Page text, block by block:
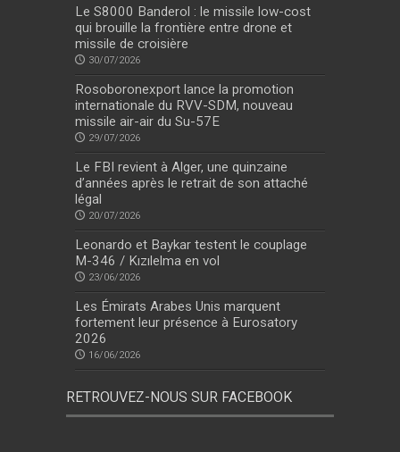
Le S8000 Banderol : le missile low-cost
qui brouille la frontière entre drone et
missile de croisière
30/07/2026
Rosoboronexport lance la promotion
internationale du RVV-SDM, nouveau
missile air-air du Su-57E
29/07/2026
Le FBI revient à Alger, une quinzaine
d’années après le retrait de son attaché
légal
20/07/2026
Leonardo et Baykar testent le couplage
M-346 / Kızılelma en vol
23/06/2026
Les Émirats Arabes Unis marquent
fortement leur présence à Eurosatory
2026
16/06/2026
RETROUVEZ-NOUS SUR FACEBOOK